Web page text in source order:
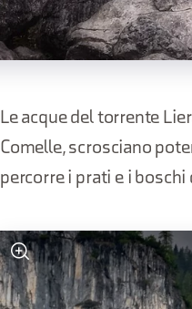
Le acque del torrente
Comelle, scrosciano
percorre i prati e i